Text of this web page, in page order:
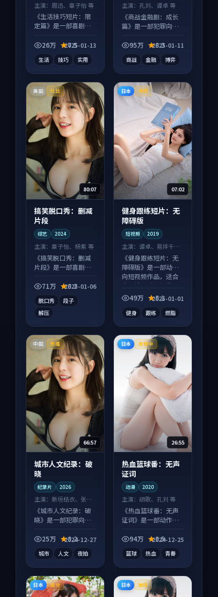
主演： 周迅、章子怡 等
《生活技巧短片：限
定篇》是一部喜剧向
蛋别错过，字幕区常
26万 7.5
2025-01-13
生活 技巧 实用
主演：孔刘、谭卓 等
《商战金融剧：成长
篇》是一部犯罪向电
信息量大，适合沉浸
95万 8.3
2025-01-11
商战 金融 博弈
美国 杜比
80:07
搞笑脱口秀：删减
片段
综艺 2024
主演： 章子怡、杨紫 等
《搞笑脱口秀：删减
片段》是一部喜剧向
别错过，字幕区常有
71万 8.2
2025-01-06
脱口秀
段子
解压
日本 完结
07:02
健身跟练短片：无
障碍版
短视频 2019
主演：谭卓、易烊千玺
等
《健身跟练短片：无
障碍版》是一部动作
向短视频作品，适合
大屏端观看，细节更
丰富。
49万 8.1
2025-01-01
健身 跟练 燃脂
中国 热播
66:57
城市人文纪录：破
晓
纪录片 2026
主演： 新垣结衣、张译
等
《城市人文纪录：破
晓》是一部犯罪向纪
端观看，细节更丰
25万 8.2
2024-12-27
城市 人文 夜拍
日本 连载中
26:55
热血篮球番：无声
证词
动漫 2020
主演： 胡歌、孔刘 等
《热血篮球番：无声
证词》是一部动作向
齐全，观感爽快不拖
94万 8.5
2024-12-25
篮球 热血 青春
日本 高分 日本 独播